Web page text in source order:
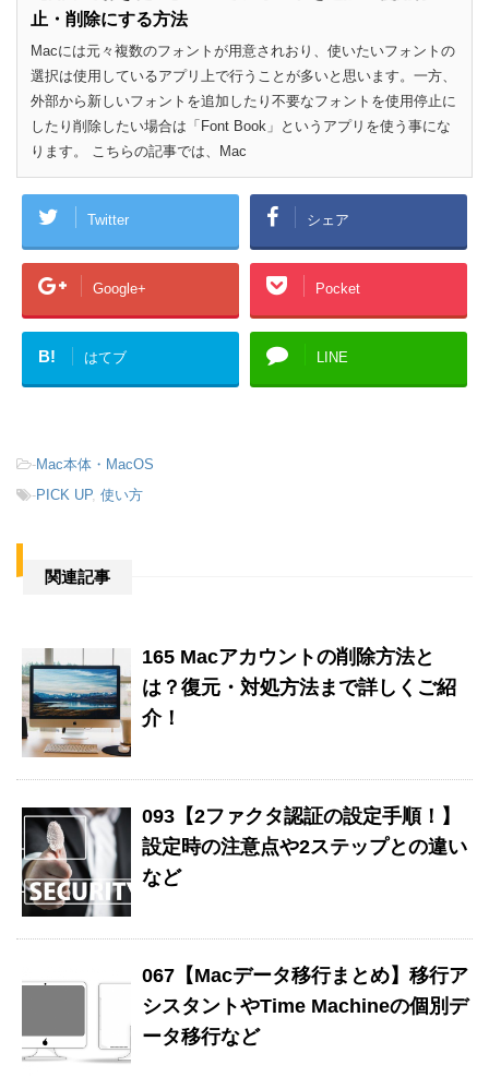
止・削除にする方法
Macには元々複数のフォントが用意されおり、使いたいフォントの
選択は使用しているアプリ上で行うことが多いと思います。一方、
外部から新しいフォントを追加したり不要なフォントを使用停止に
したり削除したい場合は「Font Book」というアプリを使う事にな
ります。 こちらの記事では、Mac
Twitter シェア
Google+ Pocket
B! はてブ LINE
-Mac本体・MacOS
-PICK UP, 使い方
関連記事
165 Macアカウントの削除方法と
は？復元・対処方法まで詳しくご紹
介！
093【2ファクタ認証の設定手順！】
設定時の注意点や2ステップとの違い
など
067【Macデータ移行まとめ】移行ア
シスタントやTime Machineの個別デ
ータ移行など